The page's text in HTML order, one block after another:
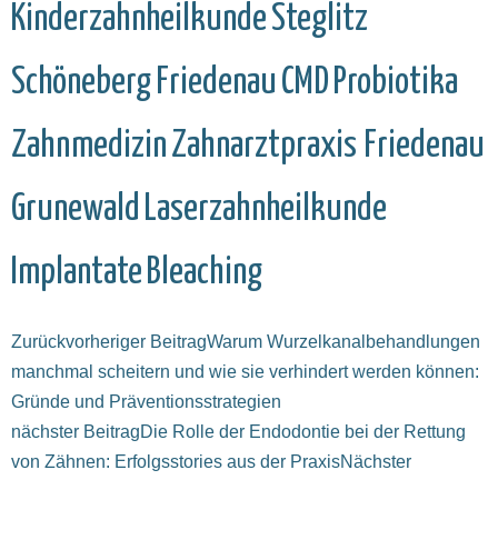
KinderzahnheilkundeSteglitz
Schöneberg Friedenau CMD Probiotika
ZahnmedizinZahnarztpraxis Friedenau
Grunewald Laserzahnheilkunde
Implantate Bleaching
Zurückvorheriger BeitragWarum Wurzelkanalbehandlungen
manchmal scheitern und wie sie verhindert werden können:
Gründe und Präventionsstrategien
nächster BeitragDie Rolle der Endodontie bei der Rettung
von Zähnen: Erfolgsstories aus der PraxisNächster